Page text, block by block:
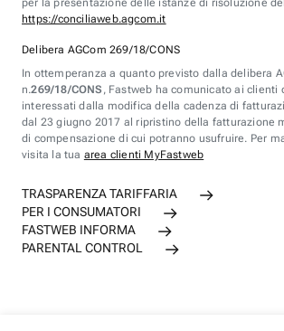
per la presentazione delle istanze di risoluzione
https://conciliaweb.agcom.it
Delibera AGCom 269/18/CONS
In ottemperanza a quanto previsto dalla delibera
n.269/18/CONS , Fastweb ha comunicato ai clienti
interessati dalla modifica della cadenza di
dal 23 giugno 2017 al ripristino della fatturazione
di compensazione di cui potranno usufruire. Per
visita la tua area clienti MyFastweb
TRASPARENZA TARIFFARIA
PER I CONSUMATORI
FASTWEB INFORMA
PARENTAL CONTROL